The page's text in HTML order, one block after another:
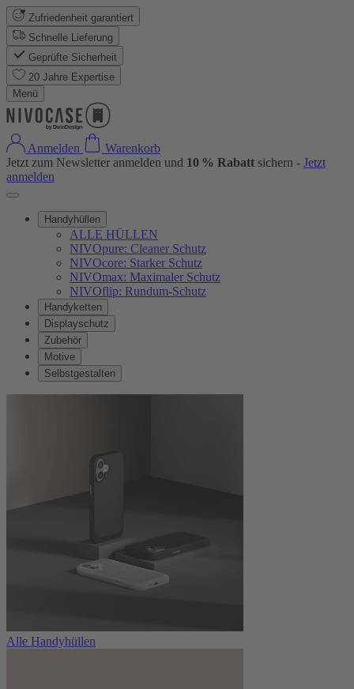
Zufriedenheit garantiert
Schnelle Lieferung
Geprüfte Sicherheit
20 Jahre Expertise
Menü
Anmelden
Warenkorb
Jetzt zum Newsletter anmelden und 10 % Rabatt sichern - Jetzt
anmelden
Handyhüllen
ALLE HÜLLEN
NIVOpure: Cleaner Schutz
NIVOcore: Starker Schutz
NIVOmax: Maximaler Schutz
NIVOflip: Rundum-Schutz
Handyketten
Displayschutz
Zubehör
Motive
Selbstgestalten
Alle Handyhüllen